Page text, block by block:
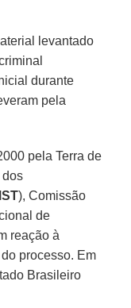
levantado
durante
pela
pela Terra de
dos
), Comissão
de
reação à
processo. Em
Brasileiro